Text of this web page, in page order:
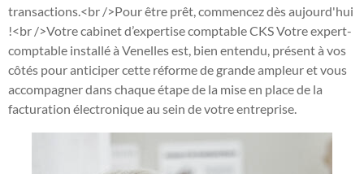
transactions.<br />Pour être prêt, commencez dès aujourd'hui
!<br />Votre cabinet d’expertise comptable CKS Votre expert-
comptable installé à Venelles est, bien entendu, présent à vos
côtés pour anticiper cette réforme de grande ampleur et vous
accompagner dans chaque étape de la mise en place de la
facturation électronique au sein de votre entreprise.